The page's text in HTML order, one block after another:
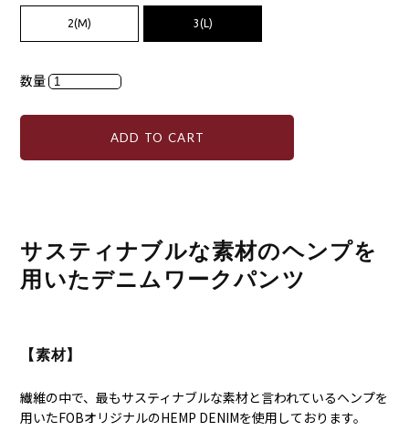
2(M) 3(L)
数量
ADD TO CART
サスティナブルな素材のヘンプを
用いたデニムワークパンツ
【素材】
繊維の中で、最もサスティナブルな素材と言われているヘンプを
用いたFOBオリジナルのHEMP DENIMを使用しております。